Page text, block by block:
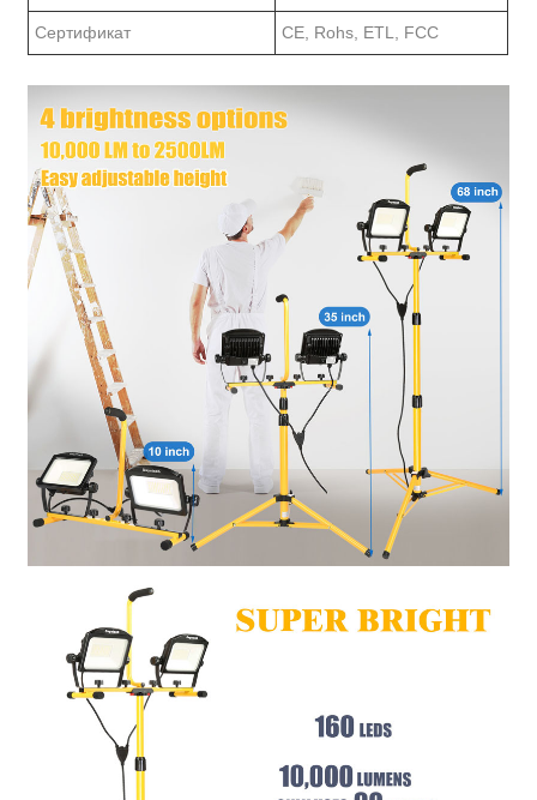
Сертификат CE, Rohs, ETL, FCC